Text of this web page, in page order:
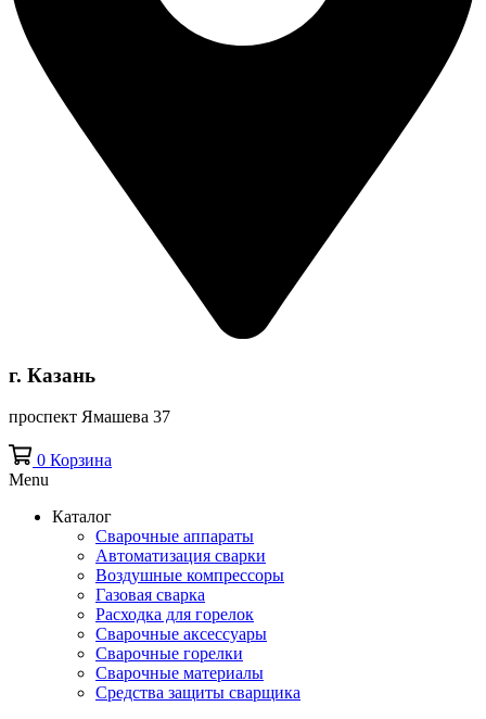
г. Казань
проспект Ямашева 37
0 Корзина
Menu
Каталог
Сварочные аппараты
Автоматизация сварки
Воздушные компрессоры
Газовая сварка
Расходка для горелок
Сварочные аксессуары
Сварочные горелки
Сварочные материалы
Средства защиты сварщика